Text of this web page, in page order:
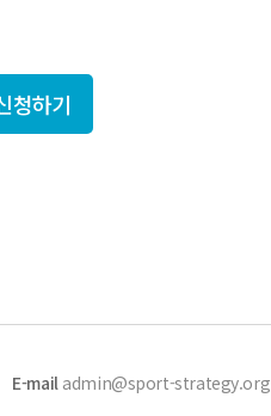
청하기
E-mailadmin@sport-strategy.org